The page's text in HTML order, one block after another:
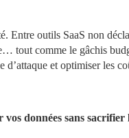
outils SaaS non
tout comme le gâchis
d’attaque et optimiser les
vos données sans